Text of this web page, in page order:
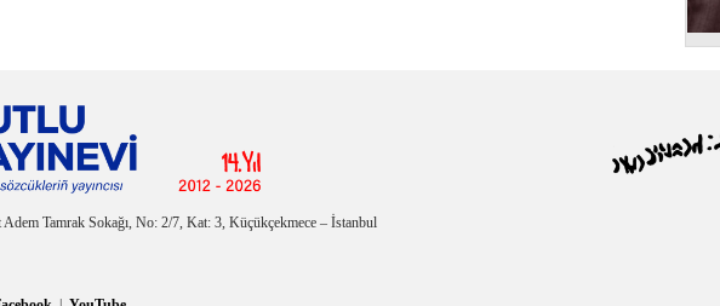
Tamrak Sokağı, No: 2/7, Kat: 3, Küçükçekmece – İstanbul